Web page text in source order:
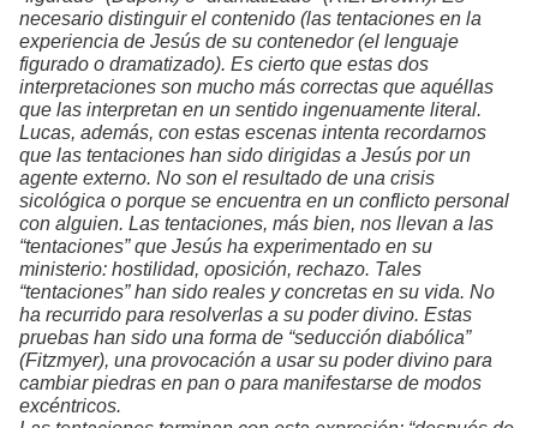
necesario distinguir el contenido (las tentaciones en la
experiencia de Jesús de su contenedor (el lenguaje
figurado o dramatizado). Es cierto que estas dos
interpretaciones son mucho más correctas que aquéllas
que las interpretan en un sentido ingenuamente literal.
Lucas, además, con estas escenas intenta recordarnos
que las tentaciones han sido dirigidas a Jesús por un
agente externo. No son el resultado de una crisis
sicológica o porque se encuentra en un conflicto personal
con alguien. Las tentaciones, más bien, nos llevan a las
“tentaciones” que Jesús ha experimentado en su
ministerio: hostilidad, oposición, rechazo. Tales
“tentaciones” han sido reales y concretas en su vida. No
ha recurrido para resolverlas a su poder divino. Estas
pruebas han sido una forma de “seducción diabólica”
(Fitzmyer), una provocación a usar su poder divino para
cambiar piedras en pan o para manifestarse de modos
excéntricos.